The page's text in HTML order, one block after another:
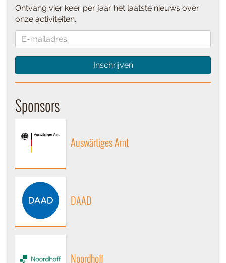
Ontvang vier keer per jaar het laatste nieuws over
onze activiteiten.
Inschrijven
Sponsors
Auswärtiges Amt
DAAD
Noordhoff